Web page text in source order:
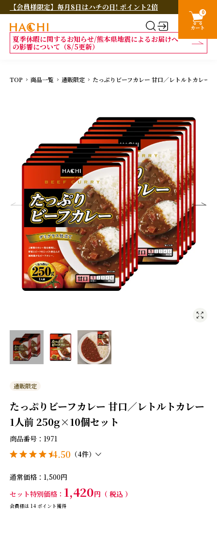
【会員様限定】毎月8日はハチの日! ポイント2倍
夏季休暇に関するお知らせ/熊本県地震によるお届けへ
の影響について（8/5更新）
0
カート
TOP 商品一覧 通販限定 たっぷりビーフカレー 甘口／レトルトカレー
通販限定
たっぷりビーフカレー 甘口／レトルトカレー
1人前 250g×10個セット
商品番号 1971
4.50 （4件）
通常価格
1,500
セット特別価格
1,420 税込
会員様は 14 ポイント獲得